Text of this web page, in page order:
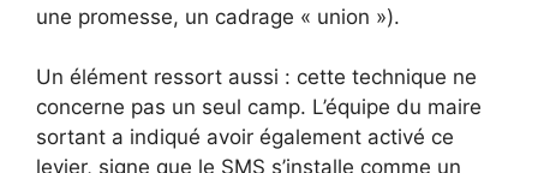
une promesse, un cadrage « union »).
Un élément ressort aussi : cette technique ne
concerne pas un seul camp. L’équipe du maire
sortant a indiqué avoir également activé ce
levier, signe que le SMS s’installe comme un